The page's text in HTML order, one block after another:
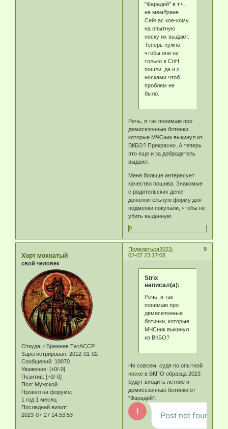
"Фарадей" в т.ч.
на мембране.
Сейчас кое-кому
на опытную
носку их выдают.
Теперь нужно
чтобы они не
только в СпН
пошли, да и с
носками чтоб
проблем не
было.
Речь, я так понимаю про
демисезонные ботинки,
которые МЧСник выкинул из
ВКБО? Прекрасно. А теперь
это еще и за добродетель
выдают.
Меня больше интересует
качество пошива. Знакомые
с родительских денег
дополнительную форму для
подменки покупали, чтобы не
убить выданную.
0
Поделиться 9
2023-
02-07 23:17:08
Хорт мохнатый
свой человек
Откуда: г.Брежнев ТатАССР
Зарегистрирован: 2012-01-02
Сообщений: 10070
Уважение: [+0/-0]
Позитив: [+0/-0]
Пол: Мужской
Провел на форуме:
1 год 1 месяц
Последний визит:
2023-07-27 14:53:53
Strix
написал(а):
Речь, я так
понимаю про
демисезонные
ботинки, которые
МЧСник выкинул
из ВКБО?
Не совсем, судя по опытной
носке в ВКПО образца 2023
будут входить летние и
демисезонные ботинки от
"Фарадей".